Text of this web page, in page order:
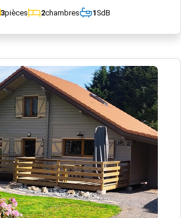
3pièces 2chambres 1SdB